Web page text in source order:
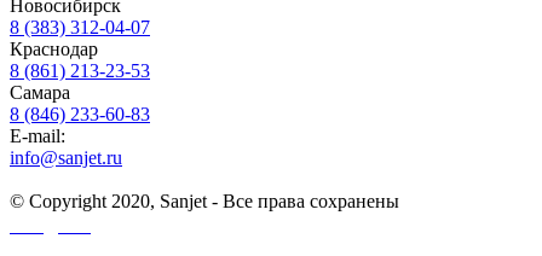
Новосибирск
8 (383) 312-04-07
Краснодар
8 (861) 213-23-53
Самара
8 (846) 233-60-83
E-mail:
info@sanjet.ru
© Copyright 2020, Sanjet - Все права сохранены